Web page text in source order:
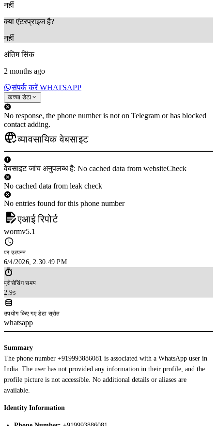
नहीं
क्या एंटरप्राइज है?
नहीं
अंतिम सिंक
2 months ago
संपर्क करें WHATSAPP
कच्चा डेटा
No response, the phone number is not on Telegram or has blocked
contact adding.
व्यावसायिक वेबसाइट
वेबसाइट जांच अनुपलब्ध है: No cached data from websiteCheck
No cached data from leak check
No entries found for this phone number
एआई रिपोर्ट
wormv5.1
पर उत्पन्न
6/4/2026, 2:30:49 PM
प्रोसेसिंग समय
2.9s
उपयोग किए गए डेटा स्रोत
whatsapp
Summary
The phone number +919993886081 is associated with a WhatsApp user in
India. The user has not provided any information in their profile, and the
profile picture is not accessible. No additional details or aliases are
available.
Identity Information